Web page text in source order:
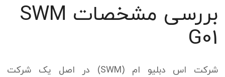
بررسی مشخصات SWM
G01
شرکت اس دبلیو ام (SWM) در اصل یک شرکت